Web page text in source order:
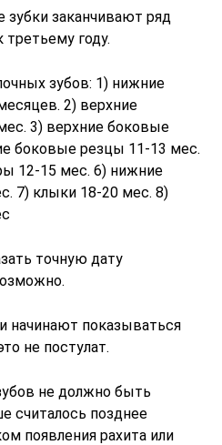
заканчивают ряд
году.
зубов: 1) нижние
2) верхние
3) верхние боковые
боковые резцы 11-13 мес.
12-15 мес. 6) нижние
7) клыки 18-20 мес. 8)
точную дату
начинают показываться
не постулат.
не должно быть
считалось позднее
появления рахита или